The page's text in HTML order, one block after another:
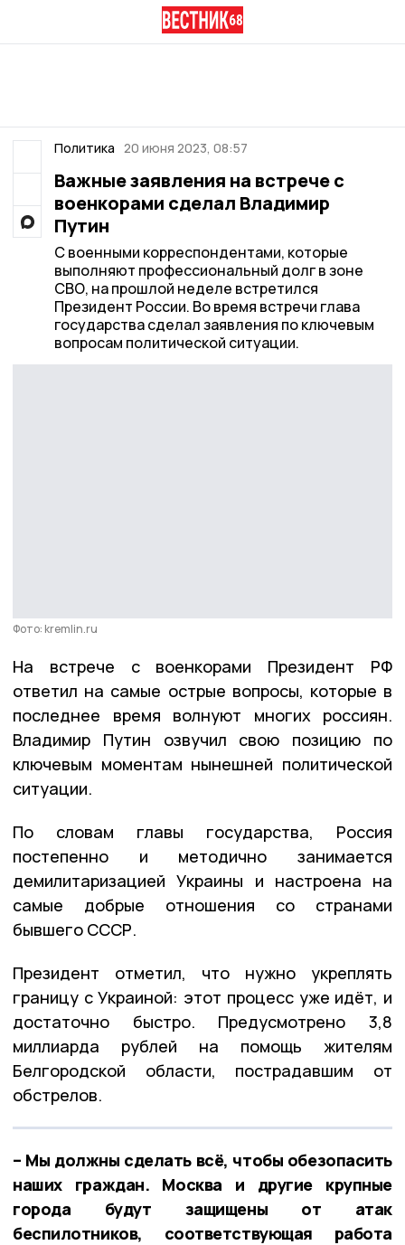
Политика 20 июня 2023, 08:57
Важные заявления на встрече с
военкорами сделал Владимир
Путин
С военными корреспондентами, которые
выполняют профессиональный долг в зоне
СВО, на прошлой неделе встретился
Президент России. Во время встречи глава
государства сделал заявления по ключевым
вопросам политической ситуации.
Фото: kremlin.ru
На встрече с военкорами Президент РФ
ответил на самые острые вопросы, которые в
последнее время волнуют многих россиян.
Владимир Путин озвучил свою позицию по
ключевым моментам нынешней политической
ситуации.
По словам главы государства, Россия
постепенно и методично занимается
демилитаризацией Украины и настроена на
самые добрые отношения со странами
бывшего СССР.
Президент отметил, что нужно укреплять
границу с Украиной: этот процесс уже идёт, и
достаточно быстро. Предусмотрено 3,8
миллиарда рублей на помощь жителям
Белгородской области, пострадавшим от
обстрелов.
– Мы должны сделать всё, чтобы обезопасить
наших граждан. Москва и другие крупные
города будут защищены от атак
беспилотников, соответствующая работа